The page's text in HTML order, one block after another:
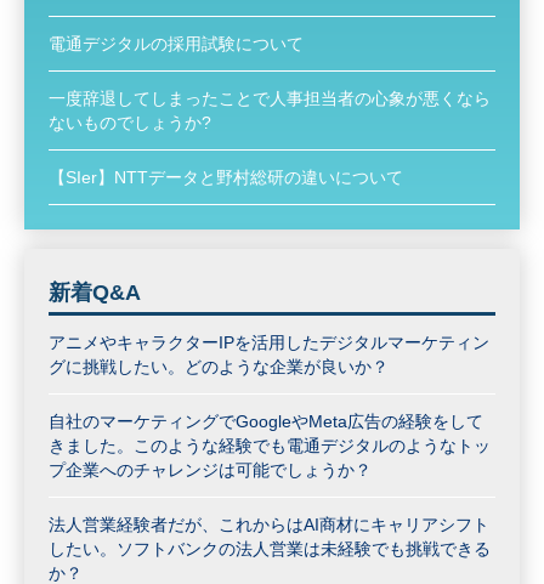
電通デジタルの採用試験について
一度辞退してしまったことで人事担当者の心象が悪くなら
ないものでしょうか?
【SIer】NTTデータと野村総研の違いについて
新着Q&A
アニメやキャラクターIPを活用したデジタルマーケティン
グに挑戦したい。どのような企業が良いか？
自社のマーケティングでGoogleやMeta広告の経験をして
きました。このような経験でも電通デジタルのようなトッ
プ企業へのチャレンジは可能でしょうか？
法人営業経験者だが、これからはAI商材にキャリアシフト
したい。ソフトバンクの法人営業は未経験でも挑戦できる
か？